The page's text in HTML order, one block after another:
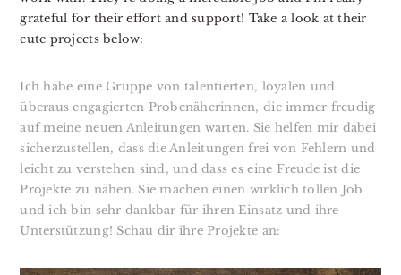
grateful for their effort and support! Take a look at their
cute projects below:
Ich habe eine Gruppe von talentierten, loyalen und
überaus engagierten Probenäherinnen, die immer freudig
auf meine neuen Anleitungen warten. Sie helfen mir dabei
sicherzustellen, dass die Anleitungen frei von Fehlern und
leicht zu verstehen sind, und dass es eine Freude ist die
Projekte zu nähen. Sie machen einen wirklich tollen Job
und ich bin sehr dankbar für ihren Einsatz und ihre
Unterstützung! Schau dir ihre Projekte an: